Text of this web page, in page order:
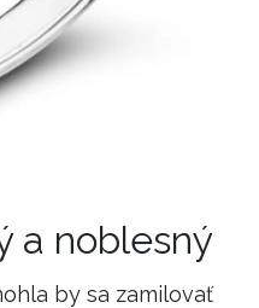
a noblesný
by sa zamilovať